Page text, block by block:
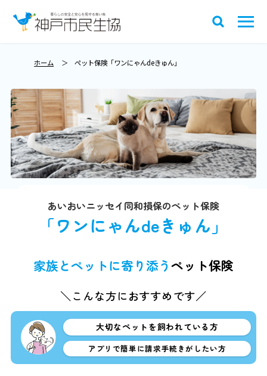
ホーム ペット保険「ワンにゃんdeきゅん」
あいおいニッセイ同和損保のペット保険
「ワンにゃんdeきゅん」
家族とペットに寄り添うペット保険
＼こんな方におすすめです／
大切なペットを飼われている方
アプリで簡単に請求手続きがしたい方